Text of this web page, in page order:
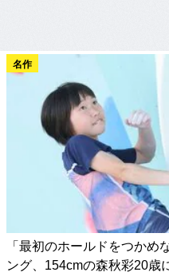
名作
「最初のホールドをつかめ
ング、154cmの森秋彩20歳